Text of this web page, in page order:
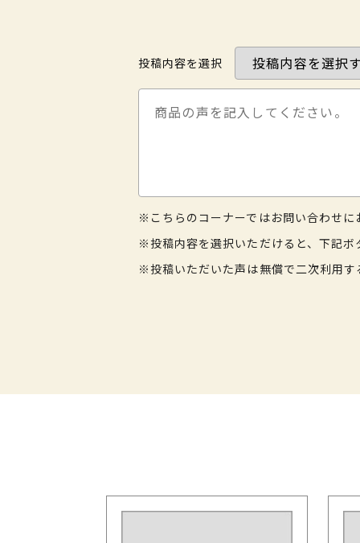
投稿内容を選択
※こちらのコーナーではお問い合わせに
※投稿内容を選択いただけると、下記ボ
※投稿いただいた声は無償で二次利用す